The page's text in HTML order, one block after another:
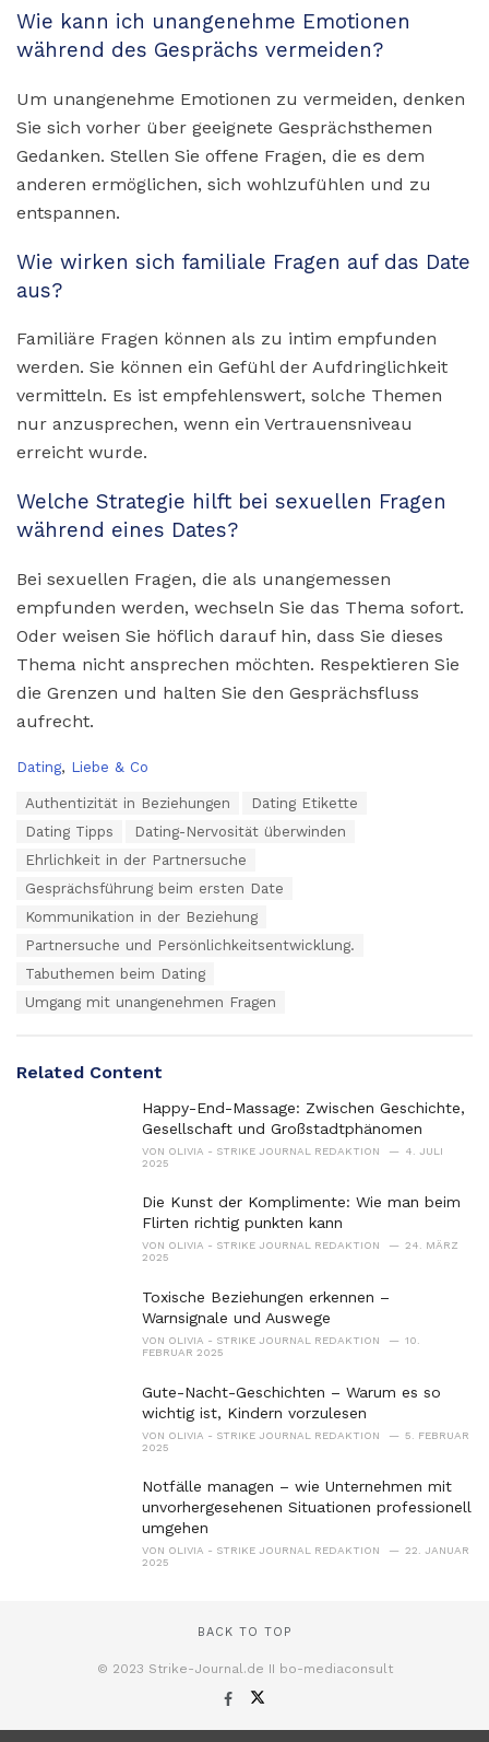
Wie kann ich unangenehme Emotionen
während des Gesprächs vermeiden?
Um unangenehme Emotionen zu vermeiden, denken
Sie sich vorher über geeignete Gesprächsthemen
Gedanken. Stellen Sie offene Fragen, die es dem
anderen ermöglichen, sich wohlzufühlen und zu
entspannen.
Wie wirken sich familiale Fragen auf das Date
aus?
Familiäre Fragen können als zu intim empfunden
werden. Sie können ein Gefühl der Aufdringlichkeit
vermitteln. Es ist empfehlenswert, solche Themen
nur anzusprechen, wenn ein Vertrauensniveau
erreicht wurde.
Welche Strategie hilft bei sexuellen Fragen
während eines Dates?
Bei sexuellen Fragen, die als unangemessen
empfunden werden, wechseln Sie das Thema sofort.
Oder weisen Sie höflich darauf hin, dass Sie dieses
Thema nicht ansprechen möchten. Respektieren Sie
die Grenzen und halten Sie den Gesprächsfluss
aufrecht.
C
Dating, Liebe & Co
Authentizität in Beziehungen
Dating Etikette
Dating Tipps
Dating-Nervosität überwinden
Ehrlichkeit in der Partnersuche
Gesprächsführung beim ersten Date
Kommunikation in der Beziehung
Partnersuche und Persönlichkeitsentwicklung.
Tabuthemen beim Dating
Umgang mit unangenehmen Fragen
Related Content
Happy-End-Massage: Zwischen Geschichte,
Gesellschaft und Großstadtphänomen
VON OLIVIA - STRIKE JOURNAL REDAKTION
4. JULI
2025
Die Kunst der Komplimente: Wie man beim
Flirten richtig punkten kann
VON OLIVIA - STRIKE JOURNAL REDAKTION
24. MÄRZ
2025
Toxische Beziehungen erkennen –
Warnsignale und Auswege
VON OLIVIA - STRIKE JOURNAL REDAKTION
10.
FEBRUAR 2025
Gute-Nacht-Geschichten – Warum es so
wichtig ist, Kindern vorzulesen
VON OLIVIA - STRIKE JOURNAL REDAKTION
5. FEBRUAR
2025
Notfälle managen – wie Unternehmen mit
unvorhergesehenen Situationen professionell
umgehen
VON OLIVIA - STRIKE JOURNAL REDAKTION
22. JANUAR
2025
BACK TO TOP
© 2023 Strike-Journal.de II bo-mediaconsult